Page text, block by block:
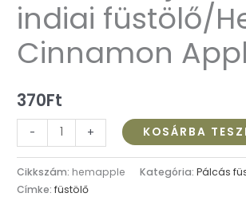
indiai füstölő/
Cinnamon
370Ft
- + KOSÁRBA
Cikkszám: hemapple Kategória:Pálcás
Címke:füstölő